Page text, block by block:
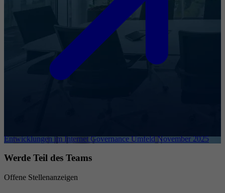
Entwicklungen im Internet Governance Umfeld November 2025
Werde Teil des Teams
Offene Stellenanzeigen